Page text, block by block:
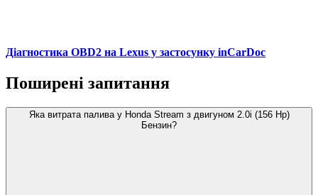
Діагностика OBD2 на Lexus у застосунку inCarDoc
Поширені запитання
Яка витрата палива у Honda Stream з двигуном 2.0i (156 Hp)
Бензин?